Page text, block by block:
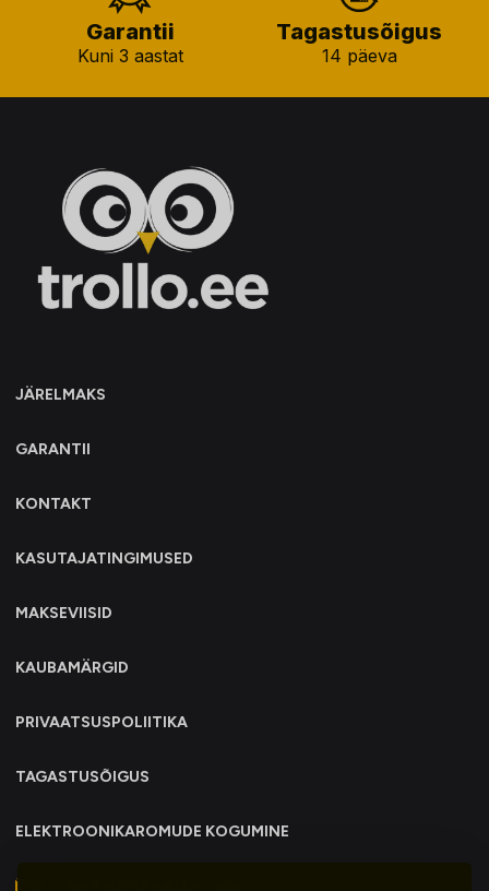
Garantii
Kuni 3 aastat
Tagastusõigus
14 päeva
JÄRELMAKS
GARANTII
KONTAKT
KASUTAJATINGIMUSED
MAKSEVIISID
KAUBAMÄRGID
PRIVAATSUSPOLIITIKA
TAGASTUSÕIGUS
ELEKTROONIKAROMUDE KOGUMINE